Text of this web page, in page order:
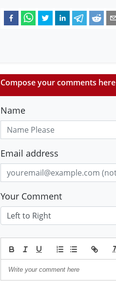
Compose your comments here
Name
Email address
Your Comment